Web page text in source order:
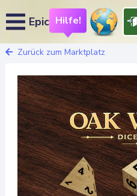
Epic Hilfe!
Zurück zum Marktplatz